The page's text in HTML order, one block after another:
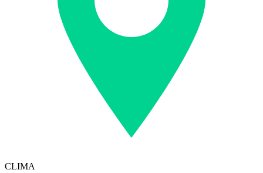
CLIMA